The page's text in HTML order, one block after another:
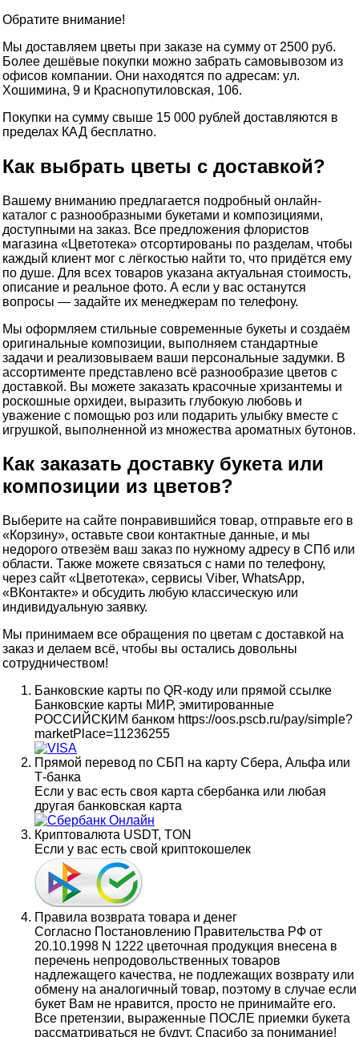
Обратите внимание!
Мы доставляем цветы при заказе на сумму от 2500 руб.
Более дешёвые покупки можно забрать самовывозом из
офисов компании. Они находятся по адресам: ул.
Хошимина, 9 и Краснопутиловская, 106.
Покупки на сумму свыше 15 000 рублей доставляются в
пределах КАД бесплатно.
Как выбрать цветы с доставкой?
Вашему вниманию предлагается подробный онлайн-
каталог с разнообразными букетами и композициями,
доступными на заказ. Все предложения флористов
магазина «Цветотека» отсортированы по разделам, чтобы
каждый клиент мог с лёгкостью найти то, что придётся ему
по душе. Для всех товаров указана актуальная стоимость,
описание и реальное фото. А если у вас останутся
вопросы — задайте их менеджерам по телефону.
Мы оформляем стильные современные букеты и создаём
оригинальные композиции, выполняем стандартные
задачи и реализовываем ваши персональные задумки. В
ассортименте представлено всё разнообразие цветов с
доставкой. Вы можете заказать красочные хризантемы и
роскошные орхидеи, выразить глубокую любовь и
уважение с помощью роз или подарить улыбку вместе с
игрушкой, выполненной из множества ароматных бутонов.
Как заказать доставку букета или
композиции из цветов?
Выберите на сайте понравившийся товар, отправьте его в
«Корзину», оставьте свои контактные данные, и мы
недорого отвезём ваш заказ по нужному адресу в СПб или
области. Также можете связаться с нами по телефону,
через сайт «Цветотека», сервисы Viber, WhatsApp,
«ВКонтакте» и обсудить любую классическую или
индивидуальную заявку.
Мы принимаем все обращения по цветам с доставкой на
заказ и делаем всё, чтобы вы остались довольны
сотрудничеством!
Банковские карты по QR-коду или прямой ссылке
Банковские карты МИР, эмитированные
РОССИЙСКИМ банком https://oos.pscb.ru/pay/simple?
marketPlace=11236255
Прямой перевод по СБП на карту Сбера, Альфа или
Т-банка
Если у вас есть своя карта сбербанка или любая
другая банковская карта
Криптовалюта USDT, TON
Если у вас есть свой криптокошелек
Правила возврата товара и денег
Согласно Постановлению Правительства РФ от
20.10.1998 N 1222 цветочная продукция внесена в
перечень непродовольственных товаров
надлежащего качества, не подлежащих возврату или
обмену на аналогичный товар, поэтому в случае если
букет Вам не нравится, просто не принимайте его.
Все претензии, выраженные ПОСЛЕ приемки букета
рассматриваться не будут. Спасибо за понимание!